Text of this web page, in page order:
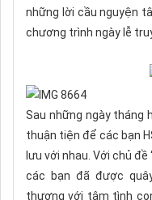
những lời cầu nguyện
chương trình ngày lễ
Sau những ngày tháng
thuận tiện để các bạn
lưu với nhau. Với chủ đề
các bạn đã được
thương với tâm tình